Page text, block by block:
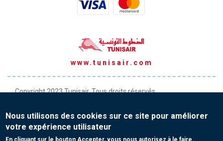
www.tunisair.com
Copyright 2023 Tunisair. Tous droits réservés
Conditions générales de Vente
Protection de vos données personnelles
Nous utilisons des cookies sur ce site pour améliorer
votre expérience utilisateur
En cliquant sur le bouton Accepter, vous nous autorisez à le faire.